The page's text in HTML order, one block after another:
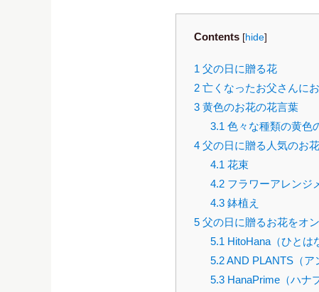
Contents [hide]
1 父の日に贈る花
2 亡くなったお父さんに
3 黄色のお花の花言葉
3.1 色々な種類の黄色
4 父の日に贈る人気のお
4.1 花束
4.2フラワーアレンジ
4.3鉢植え
5 父の日に贈るお花をオ
5.1 HitoHana（ひとは
5.2AND PLANTS（ア
5.3HanaPrime（ハナ